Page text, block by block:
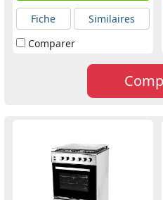
Fiche
Similaires
Comparer